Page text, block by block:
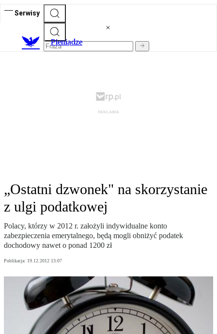
Serwisy
Pieniądze
„Ostatni dzwonek" na skorzystanie
z ulgi podatkowej
Polacy, którzy w 2012 r. założyli indywidualne konto
zabezpieczenia emerytalnego, będą mogli obniżyć podatek
dochodowy nawet o ponad 1200 zł
Publikacja: 19.12.2012 13:07